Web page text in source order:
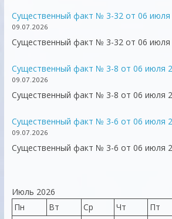
Существенный факт № 3-32 от 06 июля
09.07.2026
Существенный факт № 3-32 от 06 июля
Существенный факт № 3-8 от 06 июля
09.07.2026
Существенный факт № 3-8 от 06 июля
Существенный факт № 3-6 от 06 июля
09.07.2026
Существенный факт № 3-6 от 06 июля
Июль 2026
Пн
Вт Ср Чт Пт